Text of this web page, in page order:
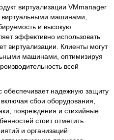
виртуализации VMmanager
машинами,
и высокую
эффективно использовать
виртуализации. Клиенты могут
машинами, оптимизируя
всей
обеспечивает надежную защиту
сбои оборудования,
повреждения и стихийные
стоит отметить
и организаций